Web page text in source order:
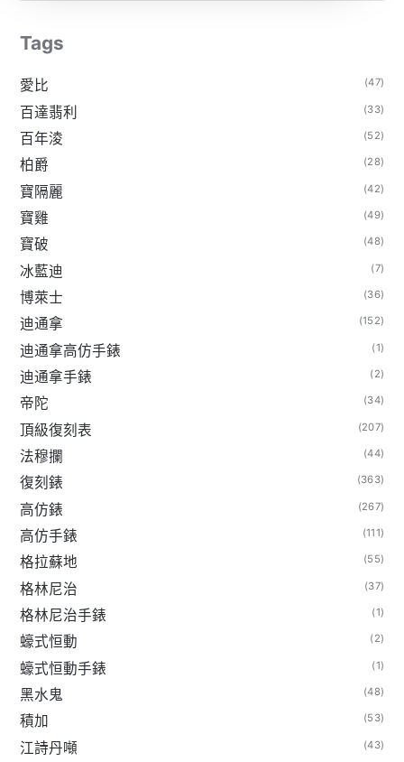
Tags
愛比 (47)
百達翡利 (33)
百年淩 (52)
柏爵 (28)
寶隔麗 (42)
寶雞 (49)
寶破 (48)
冰藍迪 (7)
博萊士 (36)
迪通拿 (152)
迪通拿高仿手錶 (1)
迪通拿手錶 (2)
帝陀 (34)
頂級復刻表 (207)
法穆攔 (44)
復刻錶 (363)
高仿錶 (267)
高仿手錶 (111)
格拉蘇地 (55)
格林尼治 (37)
格林尼治手錶 (1)
蠔式恒動 (2)
蠔式恒動手錶 (1)
黑水鬼 (48)
積加 (53)
江詩丹噸 (43)